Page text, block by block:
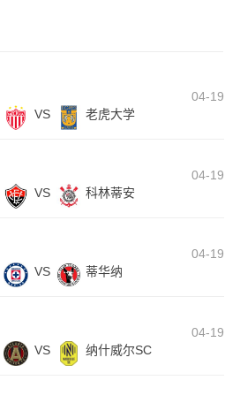
04-19
VS 老虎大学
04-19
VS 科林蒂安
04-19
VS 蒂华纳
04-19
VS 纳什威尔SC